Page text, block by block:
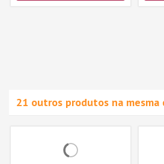
21 outros produtos na mesma